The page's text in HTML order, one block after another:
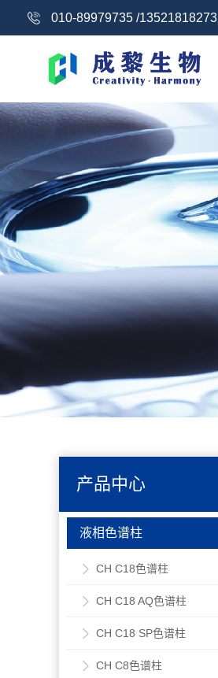
010-89979735 /13521818273
产品中心
液相色谱柱
CH C18色谱柱
CH C18 AQ色谱柱
CH C18 SP色谱柱
CH C8色谱柱